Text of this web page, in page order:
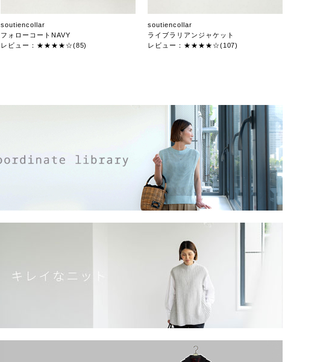
soutiencollar
フォローコートNAVY
レビュー：★★★★☆(85)
soutiencollar
ライブラリアンジャケット
レビュー：★★★★☆(107)